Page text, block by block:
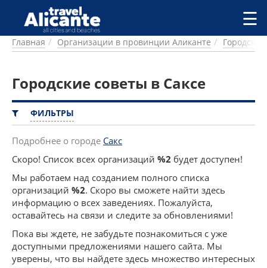
Перейти к основному содержанию
ГОРОДА
ПИТАНИЕ
ПРОЖИВАНИЕ
ПЛЯЖИ
ДОСТОПРИМЕЧАТЕЛЬНОСТИ
КЕМПИНГ
КОМАРКИ (РАЙОНЫ)
РЕЦЕПТЫ
ПРЕДЛОЖЕНИЯ
СТАТЬИ
УСЛУГИ
☰
Главная Организации в провинции Аликанте
Городские советы в Саксе
ФИЛЬТРЫ
Подробнее о городе Сакс
Скоро! Список всех организаций %2 будет доступен!
Мы работаем над созданием полного списка
организаций %2. Скоро вы сможете найти здесь
информацию о всех заведениях. Пожалуйста,
оставайтесь на связи и следите за обновлениями!
Пока вы ждете, не забудьте познакомиться с уже
доступными предложениями нашего сайта. Мы
уверены, что вы найдете здесь множество интересных